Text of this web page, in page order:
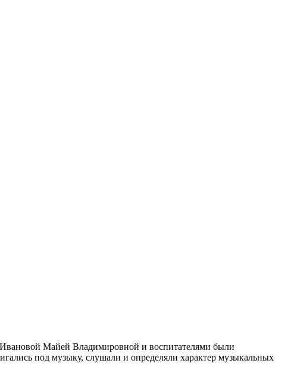
Майей Владимировной и воспитателями были
под музыку, слушали и определяли характер музыкальных